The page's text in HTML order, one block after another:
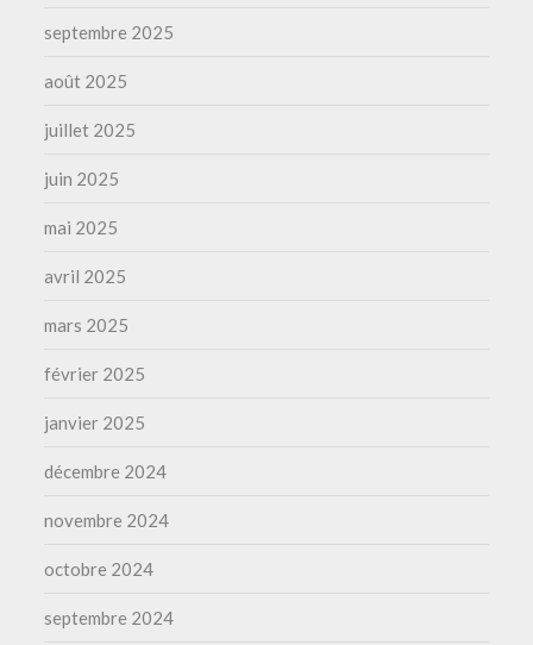
septembre 2025
août 2025
juillet 2025
juin 2025
mai 2025
avril 2025
mars 2025
février 2025
janvier 2025
décembre 2024
novembre 2024
octobre 2024
septembre 2024